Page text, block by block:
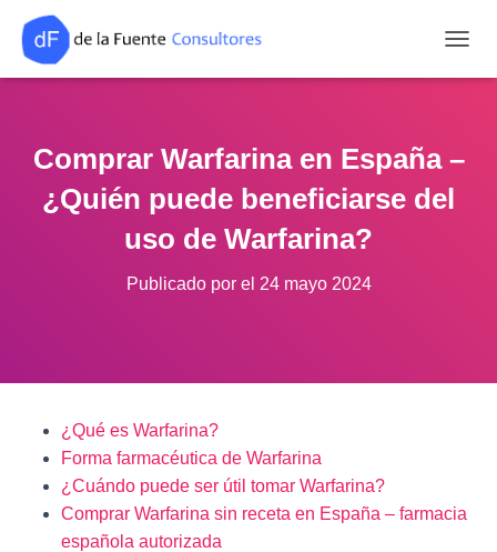
Comprar Warfarina​ en España –
¿Quién puede beneficiarse del
uso de Warfarina?
Publicado por el 24 mayo 2024
¿Qué es Warfarina?
Forma farmacéutica de Warfarina
¿Cuándo puede ser útil tomar Warfarina?
Comprar Warfarina sin receta en España – farmacia
española autorizada